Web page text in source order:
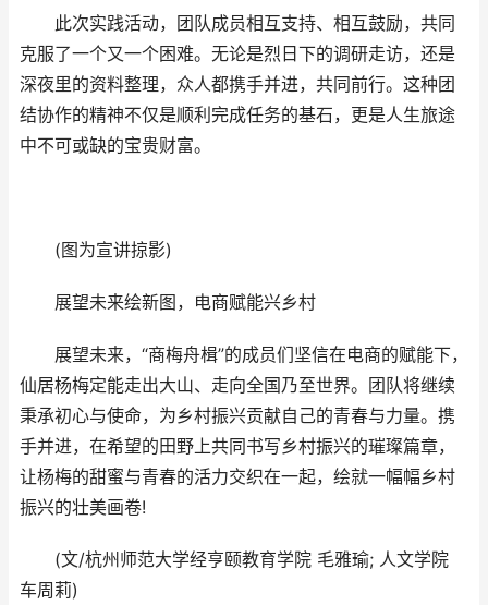
此次实践活动，团队成员相互支持、相互鼓励，共同
克服了一个又一个困难。无论是烈日下的调研走访，还是
深夜里的资料整理，众人都携手并进，共同前行。这种团
结协作的精神不仅是顺利完成任务的基石，更是人生旅途
中不可或缺的宝贵财富。
(图为宣讲掠影)
展望未来绘新图，电商赋能兴乡村
展望未来，“商梅舟楫”的成员们坚信在电商的赋能下，
仙居杨梅定能走出大山、走向全国乃至世界。团队将继续
秉承初心与使命，为乡村振兴贡献自己的青春与力量。携
手并进，在希望的田野上共同书写乡村振兴的璀璨篇章，
让杨梅的甜蜜与青春的活力交织在一起，绘就一幅幅乡村
振兴的壮美画卷!
(文/杭州师范大学经亨颐教育学院 毛雅瑜; 人文学院
车周莉)